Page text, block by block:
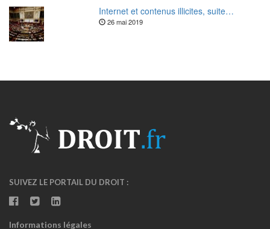
Internet et contenus illicites, suite…
26 mai 2019
SUIVEZ LE PORTAIL DU DROIT :
Informations légales